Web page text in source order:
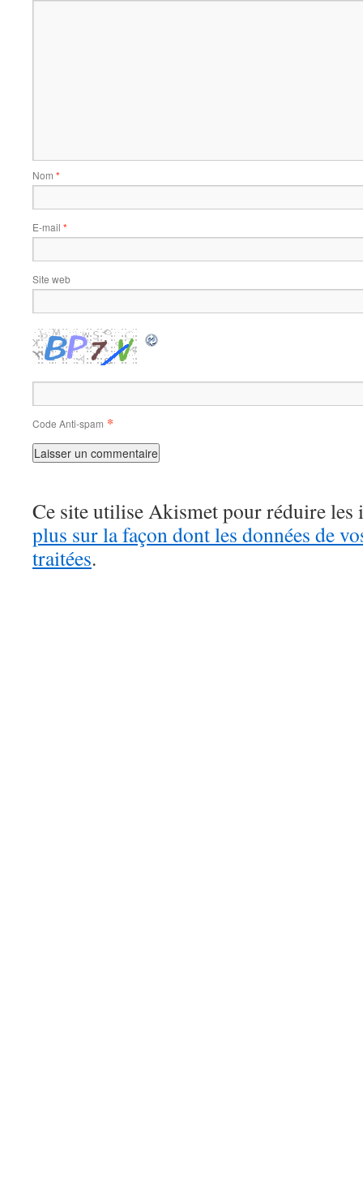
Nom *
E-mail *
Site web
Code Anti-spam *
Ce site utilise Akismet pour réduire les
plus sur la façon dont les données de
traitées.